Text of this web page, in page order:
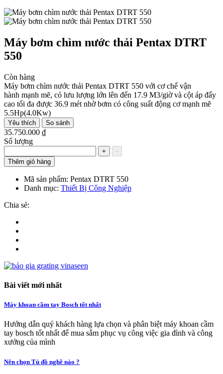
Máy bơm chìm nước thải Pentax DTRT
550
Còn hàng
Máy bơm chìm nước thải Pentax DTRT 550 với cơ chế vận
hành mạnh mẽ, có lưu lượng lớn lên đến 17.9 M3/giờ và cột áp đẩy
cao tối đa được 36.9 mét nhờ bơm có công suất động cơ mạnh mẽ
5.5Hp(4.0Kw)
Yêu thích So sánh
35.750.000 ₫
Số lượng
+
-
Thêm giỏ hàng
Mã sản phẩm: Pentax DTRT 550
Danh mục: Thiết Bị Công Nghiệp
Chia sẻ:
Bài viết mới nhất
Máy khoan cầm tay Bosch tốt nhất
Hướng dẫn quý khách hàng lựa chọn và phân biệt máy khoan cầm
tay bosch tốt nhất để mua sắm phục vụ công việc gia đình và công
xưởng của mình
Nên chọn Tủ đồ nghề nào ?